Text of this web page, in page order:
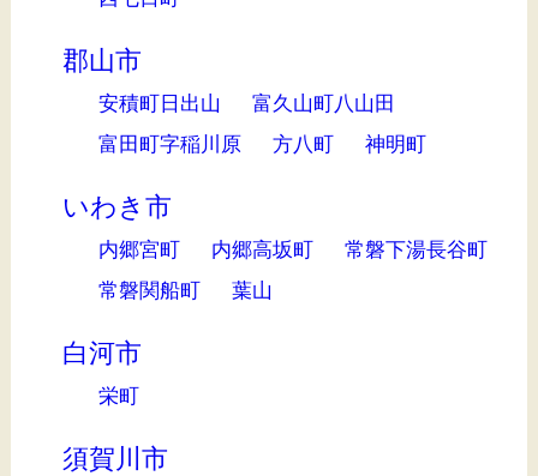
郡山市
安積町日出山
富久山町八山田
富田町字稲川原
方八町 神明町
いわき市
内郷宮町 内郷高坂町
常磐下湯長谷町
常磐関船町
葉山
白河市
栄町
須賀川市